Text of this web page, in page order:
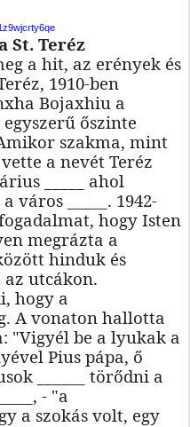
St. Teréz
a hit, az erények és
1910-ben
Bojaxhiu a
egyszerű őszinte
szakma, mint
a nevét Teréz
_____ ahol
_____. 1942-
hogy Isten
megrázta a
hinduk és
utcákon.
hogy a
A vonaton hallotta
"Vigyél be a lyukak a
Pius pápa, ő
______ törődni a
- "a
a szokás volt, egy